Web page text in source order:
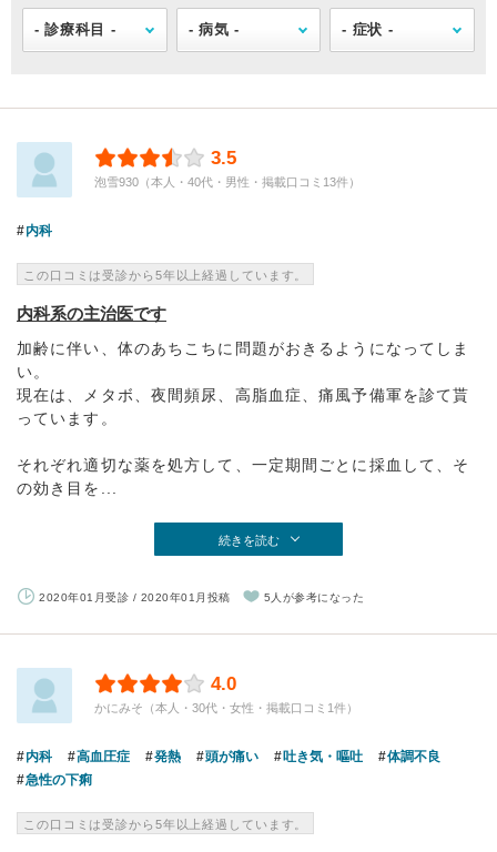
3.5
泡雪930（本人・40代・男性・掲載口コミ13件）
内科
この口コミは受診から5年以上経過しています。
内科系の主治医です
加齢に伴い、体のあちこちに問題がおきるようになってしま
い。
現在は、メタボ、夜間頻尿、高脂血症、痛風予備軍を診て貰
っています。
それぞれ適切な薬を処方して、一定期間ごとに採血して、そ
の効き目を...
続きを読む
2020年01月受診 / 2020年01月投稿 5人が参考になった
4.0
かにみそ（本人・30代・女性・掲載口コミ1件）
内科 高血圧症 発熱 頭が痛い 吐き気・嘔吐
体調不良
急性の下痢
この口コミは受診から5年以上経過しています。